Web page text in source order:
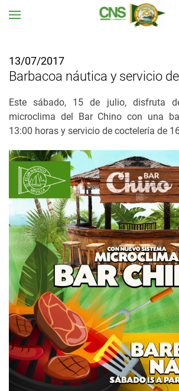
13/07/2017
Barbacoa náutica y servicio
Este sábado, 15 de julio, disfruta
microclima del Bar Chino con una
13:00 horas y servicio de coctelería de